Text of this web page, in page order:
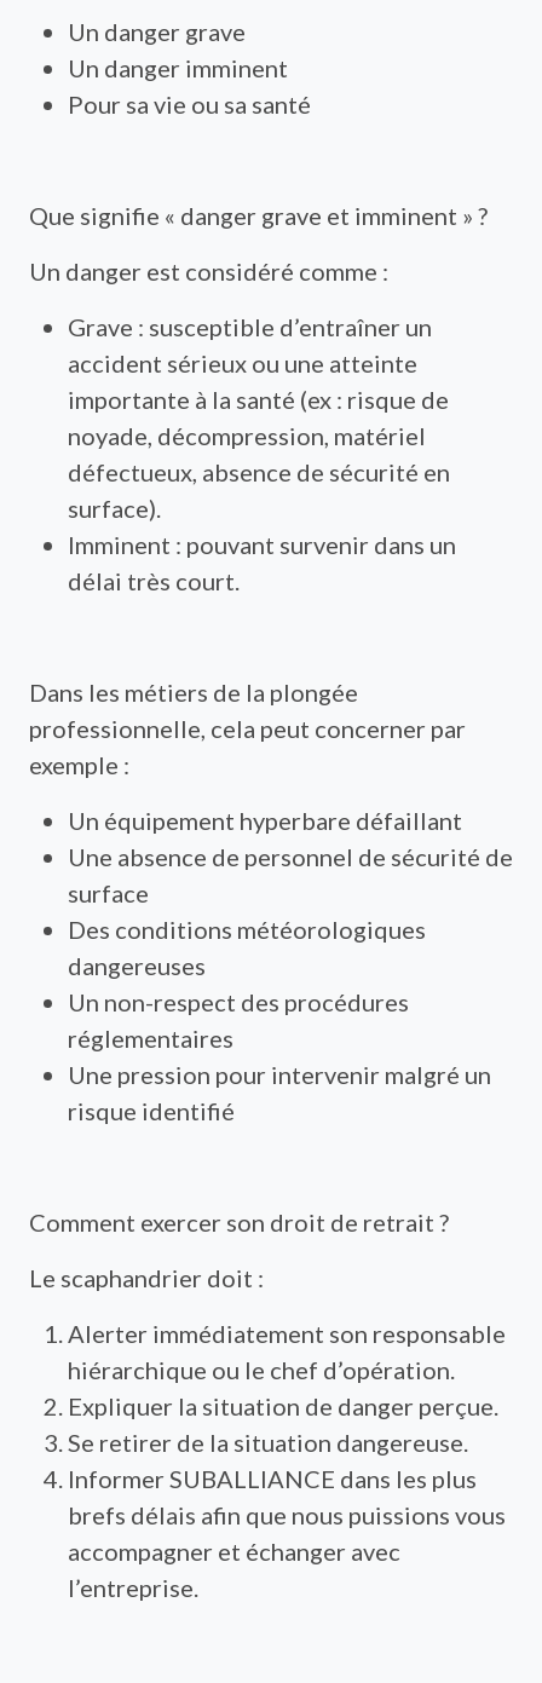
Un danger grave
Un danger imminent
Pour sa vie ou sa santé
Que signifie « danger grave et imminent » ?
Un danger est considéré comme :
Grave : susceptible d’entraîner un
accident sérieux ou une atteinte
importante à la santé (ex : risque de
noyade, décompression, matériel
défectueux, absence de sécurité en
surface).
Imminent : pouvant survenir dans un
délai très court.
Dans les métiers de la plongée
professionnelle, cela peut concerner par
exemple :
Un équipement hyperbare défaillant
Une absence de personnel de sécurité de
surface
Des conditions météorologiques
dangereuses
Un non-respect des procédures
réglementaires
Une pression pour intervenir malgré un
risque identifié
Comment exercer son droit de retrait ?
Le scaphandrier doit :
Alerter immédiatement son responsable
hiérarchique ou le chef d’opération.
Expliquer la situation de danger perçue.
Se retirer de la situation dangereuse.
Informer SUBALLIANCE dans les plus
brefs délais afin que nous puissions vous
accompagner et échanger avec
l’entreprise.